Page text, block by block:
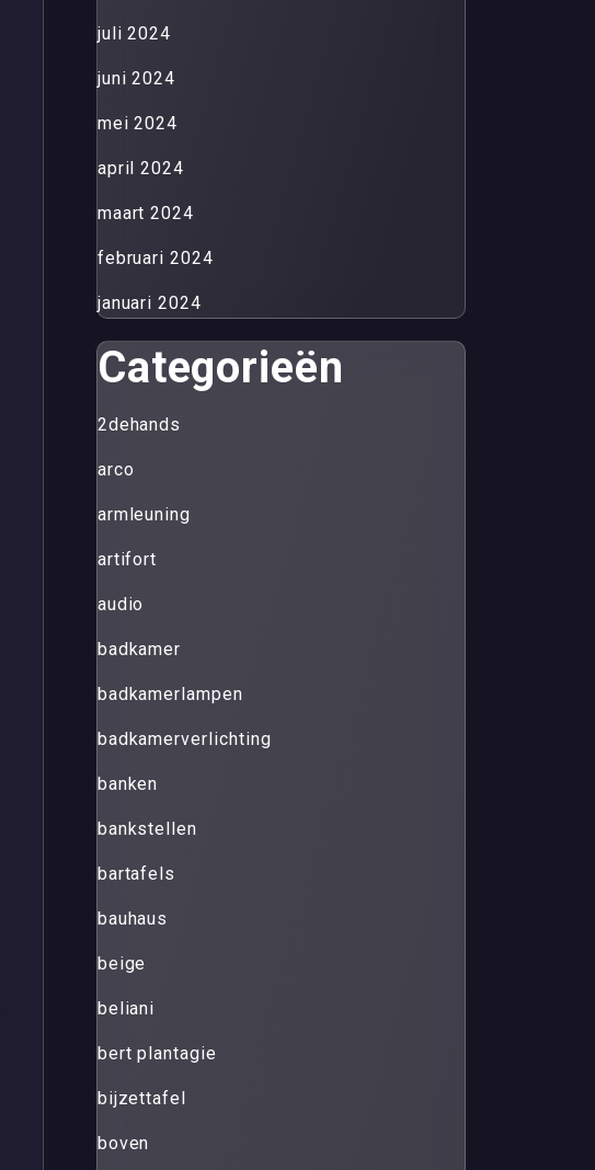
juli 2024
juni 2024
mei 2024
april 2024
maart 2024
februari 2024
januari 2024
Categorieën
2dehands
arco
armleuning
artifort
audio
badkamer
badkamerlampen
badkamerverlichting
banken
bankstellen
bartafels
bauhaus
beige
beliani
bert plantagie
bijzettafel
boven